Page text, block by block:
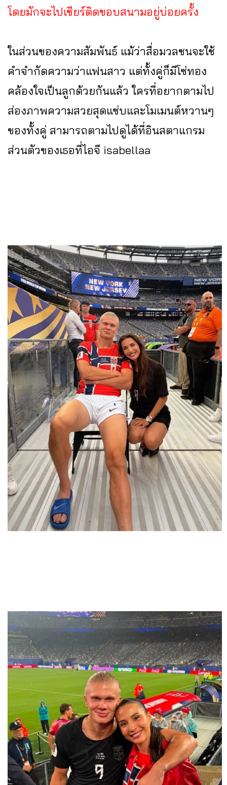
โดยมักจะไปเชียร์ติดขอบสนามอยู่บ่อยครั้ง
ในส่วนของความสัมพันธ์ แม้ว่าสื่อมวลชนจะใช้
คำจำกัดความว่าแฟนสาว แต่ทั้งคู่ก็มีโซ่ทอง
คล้องใจเป็นลูกด้วยกันแล้ว ใครที่อยากตามไป
ส่องภาพความสวยสุดแซ่บและโมเมนต์หวานๆ
ของทั้งคู่ สามารถตามไปดูได้ที่อินสตาแกรม
ส่วนตัวของเธอที่ไอจี isabellaa